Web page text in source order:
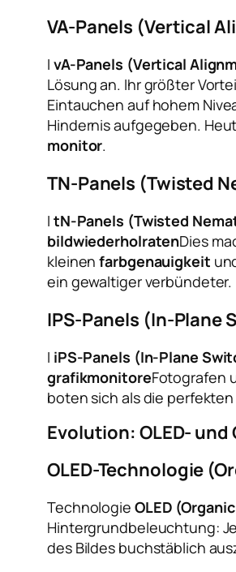
VA-Panels (Vertical
I vA-Panels (Vertical
Lösung an. Ihr größter
Eintauchen auf hohem
Hindernis aufgegeben.
monitor.
TN-Panels (Twisted
I tN-Panels (Twisted
bildwiederholratenDies
kleinenfarbgenauigkeit
ein gewaltiger verbündeter.
IPS-Panels (In-Plane
I iPS-Panels (In-Plane
grafikmonitoreFotografen
boten sich als die
Evolution: OLED- und
OLED-Technologie
Technologie OLED
Hintergrundbeleuchtung:
des Bildes buchstäblich